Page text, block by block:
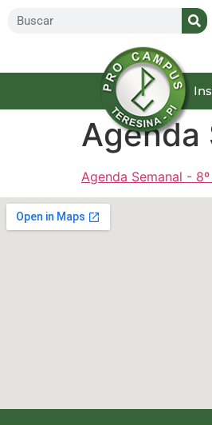
Inicial
Agenda
Agenda Semanal -